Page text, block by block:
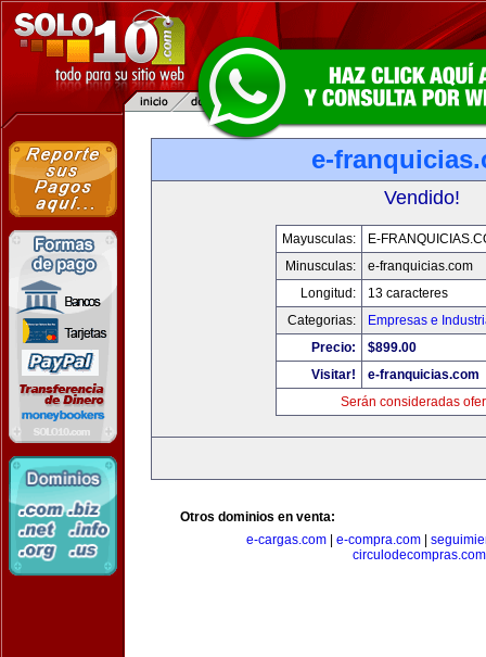
e-
Vendido!
Mayusculas:
E-
Minusculas:
e-franquicias.com
Longitud:
13 caracteres
Categorias:
Empresas e
Precio:
$899.00
Visitar!
e-franquicias.com
Serán consideradas
Otros dominios en venta:
e-cargas.com| e-compra.com|
circulodecompras.com